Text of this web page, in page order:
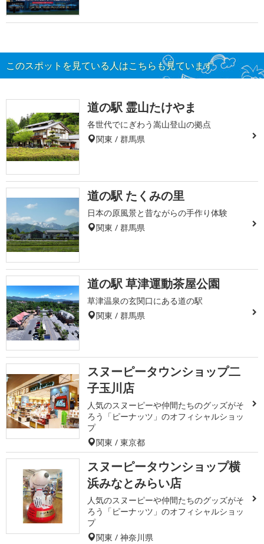
このスポットを見ている人はこちらも見ています
道の駅 霊山たけやま
各世代でにぎわう嵩山登山の拠点
関東 / 群馬県
道の駅 たくみの里
日本の原風景と昔ながらの手作り体験
関東 / 群馬県
道の駅 草津運動茶屋公園
草津温泉の玄関口にある道の駅
関東 / 群馬県
スヌーピータウンショップ二
子玉川店
人気のスヌーピーや仲間たちのグッズがそ
ろう「ピーナッツ」のオフィシャルショッ
プ
関東 / 東京都
スヌーピータウンショップ横
浜みなとみらい店
人気のスヌーピーや仲間たちのグッズがそ
ろう「ピーナッツ」のオフィシャルショッ
プ
関東 / 神奈川県